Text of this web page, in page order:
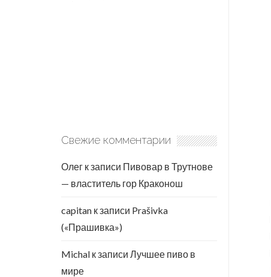
Свежие комментарии
Олег к записи Пивовар в Трутнове
— властитель гор Краконош
capitan к записи Prašivka
(«Прашивка»)
Michal к записи Лучшее пиво в
мире